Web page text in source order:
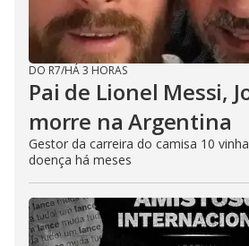
DO R7/HÁ 3 HORAS
Pai de Lionel Messi,
morre na Argentina
Gestor da carreira do camisa 10
doença há meses